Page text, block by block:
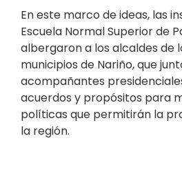
En este marco de ideas, las
Escuela Normal Superior de
albergaron a los alcaldes de
municipios de Nariño, que
acompañantes
acuerdos y propósitos para
políticas que permitirán la
la región.